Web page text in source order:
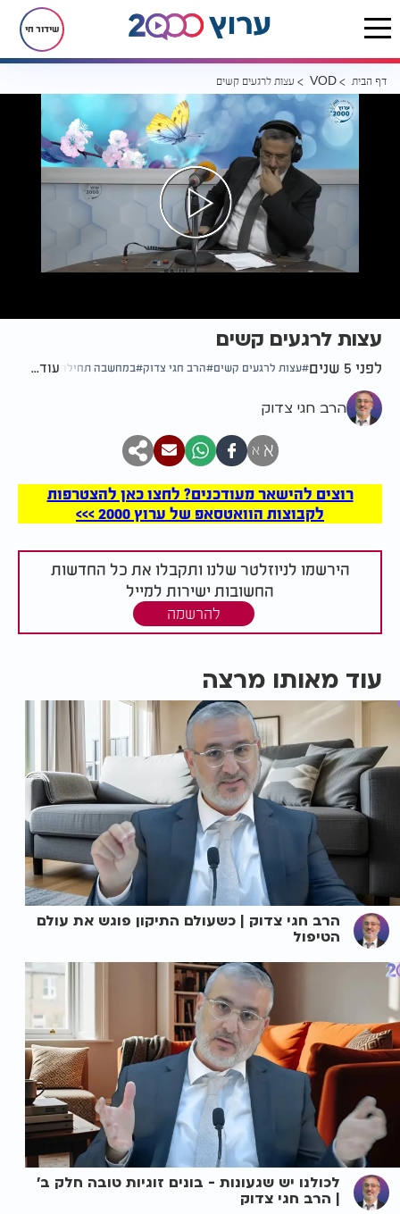
שידור חי
דף הבית VOD עצות לרגעים קשים
עצות לרגעים קשים
לפני 5 שנים עצות לרגעים קשים הרב חגי צדוק במחשבה תחילה עוד...
הרב חגי צדוק
א א
רוצים להישאר מעודכנים? לחצו כאן להצטרפות
לקבוצות הוואטסאפ של ערוץ 2000 >>>
הירשמו לניוזלטר שלנו ותקבלו את כל החדשות
החשובות ישירות למייל
להרשמה
עוד מאותו מרצה
הרב חגי צדוק | כשעולם התיקון פוגש את עולם
הטיפול
לכולנו יש שגעונות - בונים זוגיות טובה חלק ב'
| הרב חגי צדוק